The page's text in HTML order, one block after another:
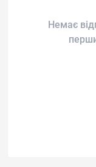
Немає